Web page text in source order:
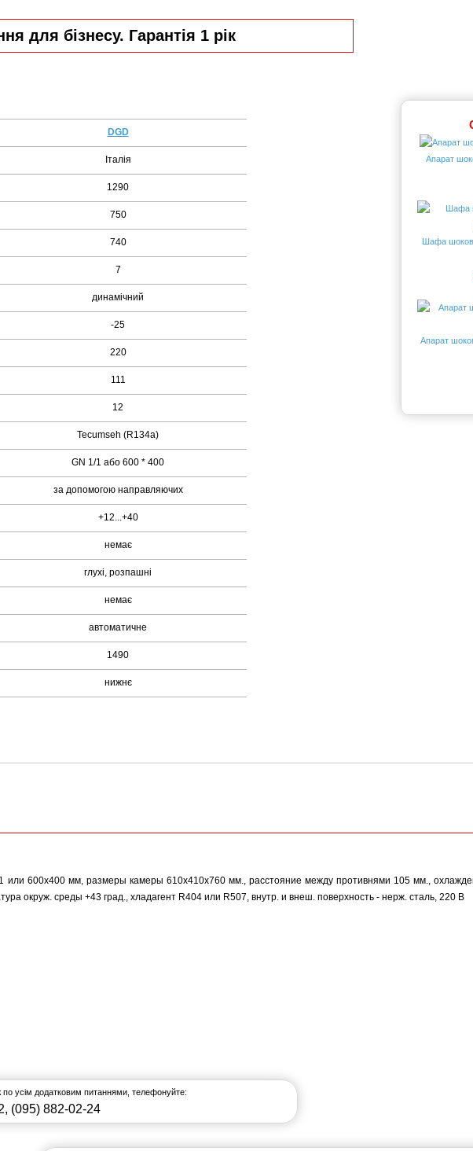
для бізнесу. Гарантія 1 рік
DGD
Італія
1290
750
740
7
динамічний
-25
220
111
12
Tecumseh (R134а)
GN 1/1 або 600 * 400
за допомогою направляючих
+12...+40
немає
глухі, розпашні
немає
автоматичне
1490
нижнє
Апарат
Шафа
Апарат
или 600х400 мм, размеры камеры 610х410х760 мм., расстояние между противнями 105 мм.,
окруж. среды +43 град., хладагент R404 или R507, внутр. и внеш. поверхность - нерж. сталь, 220 В
усім додатковим питаннями, телефонуйте:
, (095) 882-02-24